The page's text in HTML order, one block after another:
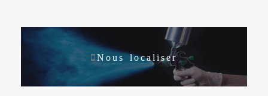
Nous localiser